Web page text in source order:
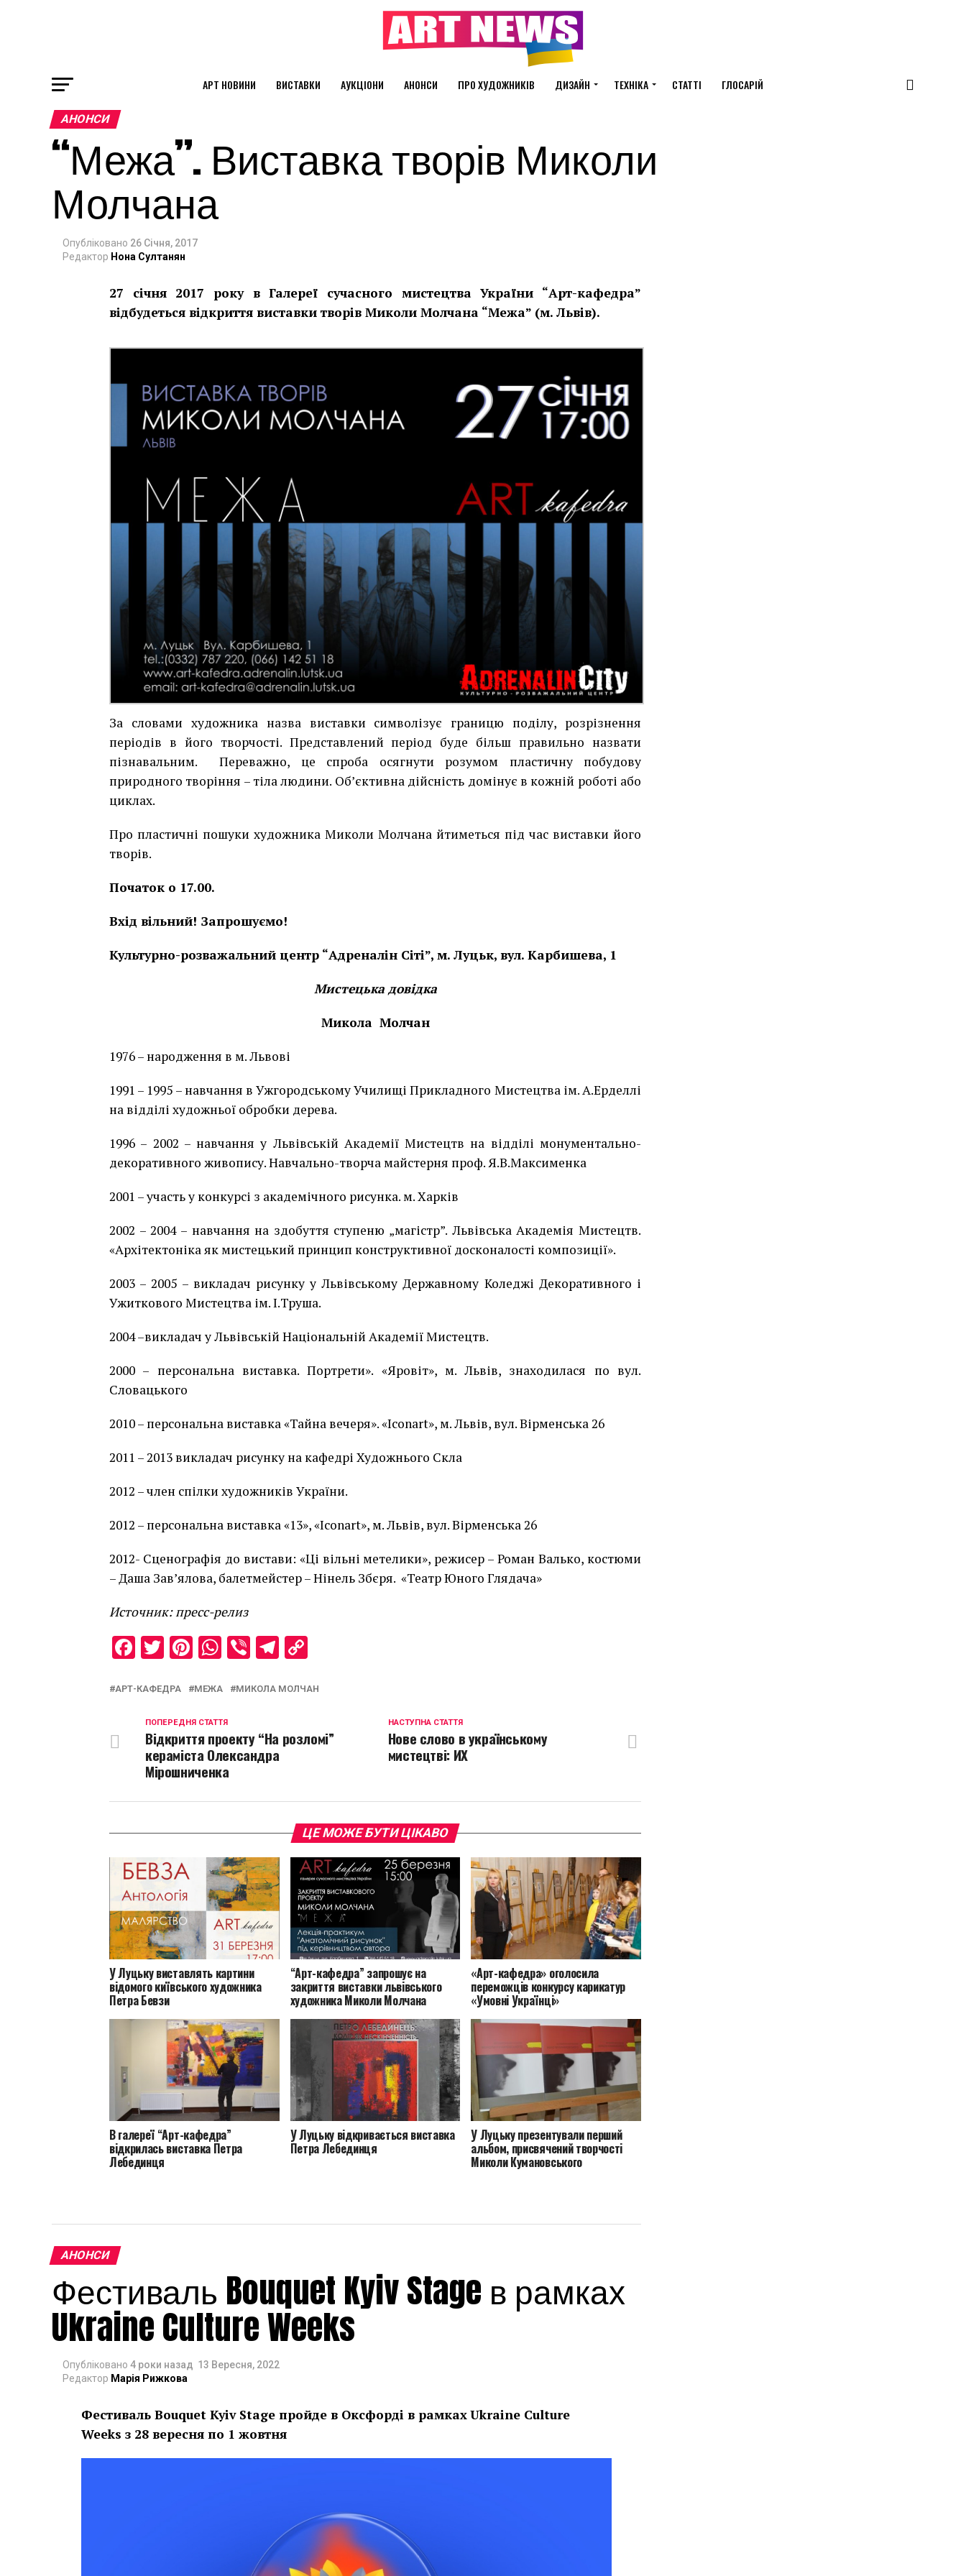
АРТ НОВИНИ ВИСТАВКИ АУКЦІОНИ АНОНСИ ПРО ХУДОЖНИКІВ ДИЗАЙН ТЕХНІКА СТАТТІ ГЛОСАРІЙ
АНОНСИ
“Межа”. Виставка творів Миколи
Молчана
Опубліковано 26 Січня, 2017
Редактор Нона Султанян
27 січня 2017 року в Галереї сучасного мистецтва України “Арт-кафедра”
відбудеться відкриття виставки творів Миколи Молчана “Межа” (м. Львів).
За словами художника назва виставки символізує границю поділу, розрізнення
періодів в його творчості. Представлений період буде більш правильно назвати
пізнавальним. Переважно, це спроба осягнути розумом пластичну побудову
природного творіння – тіла людини. Об’єктивна дійсність домінує в кожній роботі або
циклах.
Про пластичні пошуки художника Миколи Молчана йтиметься під час виставки його
творів.
Початок о 17.00.
Вхід вільний! Запрошуємо!
Культурно-розважальний центр “Адреналін Сіті”, м. Луцьк, вул. Карбишева, 1
Мистецька довідка
Микола Молчан
1976 – народження в м. Львові
1991 – 1995 – навчання в Ужгородському Училищі Прикладного Мистецтва ім. А.Ерделлі
на відділі художньої обробки дерева.
1996 – 2002 – навчання у Львівській Академії Мистецтв на відділі монументально-
декоративного живопису. Навчально-творча майстерня проф. Я.В.Максименка
2001 – участь у конкурсі з академічного рисунка. м. Харків
2002 – 2004 – навчання на здобуття ступеню „магістр”. Львівська Академія Мистецтв.
«Архітектоніка як мистецький принцип конструктивної досконалості композиції».
2003 – 2005 – викладач рисунку у Львівському Державному Коледжі Декоративного і
Ужиткового Мистецтва ім. І.Труша.
2004 –викладач у Львівській Національній Академії Мистецтв.
2000 – персональна виставка. Портрети». «Яровіт», м. Львів, знаходилася по вул.
Словацького
2010 – персональна виставка «Тайна вечеря». «Iconart», м. Львів, вул. Вірменська 26
2011 – 2013 викладач рисунку на кафедрі Художнього Скла
2012 – член спілки художників України.
2012 – персональна виставка «13», «Iconart», м. Львів, вул. Вірменська 26
2012- Сценографія до вистави: «Ці вільні метелики», режисер – Роман Валько, костюми
– Даша Зав’ялова, балетмейстер – Нінель Збєря. «Театр Юного Глядача»
Источник: пресс-релиз
Facebook
Twitter
Pinterest
WhatsApp
ViberTelegram
АРТ-КАФЕДРА МЕЖА МИКОЛА МОЛЧАН
НАСТУПНА СТАТТЯ
Нове слово в українському
мистецтві: ИХ
ПОПЕРЕДНЯ СТАТТЯ
Відкриття проекту “На розломі”
кераміста Олександра
Мірошниченка
ЦЕ МОЖЕ БУТИ ЦІКАВО
У Луцьку виставлять картини
відомого київського художника
Петра Бевзи
“Арт-кафедра” запрошує на
закриття виставки львівського
художника Миколи Молчана
«Арт-кафедра» оголосила
переможців конкурсу карикатур
«Умовні Українці»
В галереї “Арт-кафедра”
відкрилась виставка Петра
Лебединця
У Луцьку відкривається виставка
Петра Лебединця
У Луцьку презентували перший
альбом, присвячений творчості
Миколи Кумановського
АНОНСИ
Фестиваль Bouquet Kyiv Stage в рамках
Ukraine Culture Weeks
Опубліковано 4 роки назад 13 Вересня, 2022
Редактор Марія Рижкова
Фестиваль Bouquet Kyiv Stage пройде в Оксфорді в рамкахUkraine Culture
Weeks з 28 вересня по 1 жовтня